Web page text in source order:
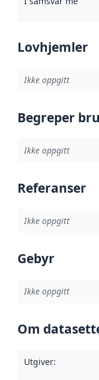
Lovhjemler
Ikke oppgitt
Begreper
Ikke oppgitt
Referanser
Ikke oppgitt
Gebyr
Ikke oppgitt
Om
Utgiver: